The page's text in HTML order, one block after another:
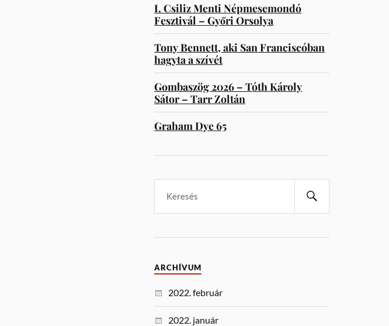
I. Csiliz Menti Népmesemondó
Fesztivál – Győri Orsolya
Tony Bennett, aki San Franciscóban
hagyta a szívét
Gombaszög 2026 – Tóth Károly
Sátor – Tarr Zoltán
Graham Dye 65
ARCHÍVUM
2022. február
2022. január